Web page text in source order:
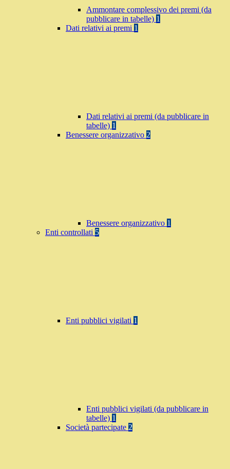
Ammontare complessivo dei premi (da
pubblicare in tabelle) 1
Dati relativi ai premi 1
Dati relativi ai premi (da pubblicare in
tabelle) 1
Benessere organizzativo 2
Benessere organizzativo 1
Enti controllati 5
Enti pubblici vigilati 1
Enti pubblici vigilati (da pubblicare in
tabelle) 1
Società partecipate 2